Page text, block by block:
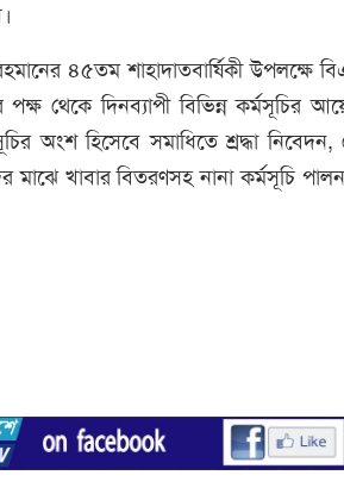
৪৫তম শাহাদাতবার্ষিকী উপলক্ষে
থেকে দিনব্যাপী বিভিন্ন কর্মসূচির
অংশ হিসেবে সমাধিতে শ্রদ্ধা নিবেদন,
মাঝে খাবার বিতরণসহ নানা কর্মসূচি